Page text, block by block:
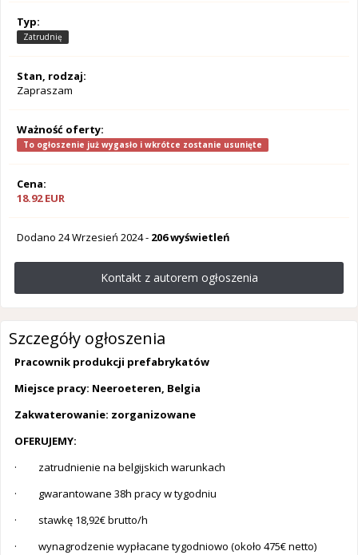
Typ:
Zatrudnię
Stan, rodzaj:
Zapraszam
Ważność oferty:
To ogłoszenie już wygasło i wkrótce zostanie usunięte
Cena:
18.92 EUR
Dodano 24 Wrzesień 2024- 206 wyświetleń
Kontakt z autorem ogłoszenia
Szczegóły ogłoszenia
Pracownik produkcji prefabrykatów
Miejsce pracy: Neeroeteren, Belgia
Zakwaterowanie: zorganizowane
OFERUJEMY:
· zatrudnienie na belgijskich warunkach
· gwarantowane 38h pracy w tygodniu
· stawkę 18,92€ brutto/h
· wynagrodzenie wypłacane tygodniowo (około 475€ netto)